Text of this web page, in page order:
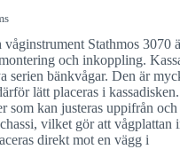
Stathmos 3070
och inkoppling.
serien bänkvågar. Den är
lätt placeras i kassadisken.
som kan justeras uppifrån och
vilket gör att vågplattan
direkt mot en vägg i